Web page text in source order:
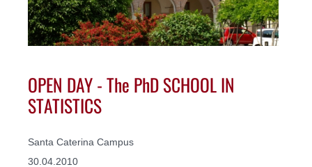
OPEN DAY - The PhD SCHOOL IN
STATISTICS
Santa Caterina Campus
30.04.2010